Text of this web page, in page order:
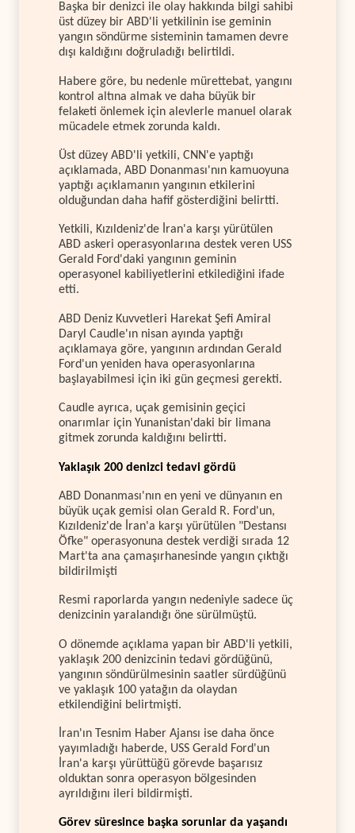
Başka bir denizci ile olay hakkında bilgi sahibi
üst düzey bir ABD'li yetkilinin ise geminin
yangın söndürme sisteminin tamamen devre
dışı kaldığını doğruladığı belirtildi.
Habere göre, bu nedenle mürettebat, yangını
kontrol altına almak ve daha büyük bir
felaketi önlemek için alevlerle manuel olarak
mücadele etmek zorunda kaldı.
Üst düzey ABD'li yetkili, CNN'e yaptığı
açıklamada, ABD Donanması'nın kamuoyuna
yaptığı açıklamanın yangının etkilerini
olduğundan daha hafif gösterdiğini belirtti.
Yetkili, Kızıldeniz'de İran'a karşı yürütülen
ABD askeri operasyonlarına destek veren USS
Gerald Ford'daki yangının geminin
operasyonel kabiliyetlerini etkilediğini ifade
etti.
ABD Deniz Kuvvetleri Harekat Şefi Amiral
Daryl Caudle'ın nisan ayında yaptığı
açıklamaya göre, yangının ardından Gerald
Ford'un yeniden hava operasyonlarına
başlayabilmesi için iki gün geçmesi gerekti.
Caudle ayrıca, uçak gemisinin geçici
onarımlar için Yunanistan'daki bir limana
gitmek zorunda kaldığını belirtti.
Yaklaşık 200 denizci tedavi gördü
ABD Donanması'nın en yeni ve dünyanın en
büyük uçak gemisi olan Gerald R. Ford'un,
Kızıldeniz'de İran'a karşı yürütülen "Destansı
Öfke" operasyonuna destek verdiği sırada 12
Mart'ta ana çamaşırhanesinde yangın çıktığı
bildirilmişti
Resmi raporlarda yangın nedeniyle sadece üç
denizcinin yaralandığı öne sürülmüştü.
O dönemde açıklama yapan bir ABD'li yetkili,
yaklaşık 200 denizcinin tedavi gördüğünü,
yangının söndürülmesinin saatler sürdüğünü
ve yaklaşık 100 yatağın da olaydan
etkilendiğini belirtmişti.
İran'ın Tesnim Haber Ajansı ise daha önce
yayımladığı haberde, USS Gerald Ford'un
İran'a karşı yürüttüğü görevde başarısız
olduktan sonra operasyon bölgesinden
ayrıldığını ileri bildirmişti.
Görev süresince başka sorunlar da yaşandı